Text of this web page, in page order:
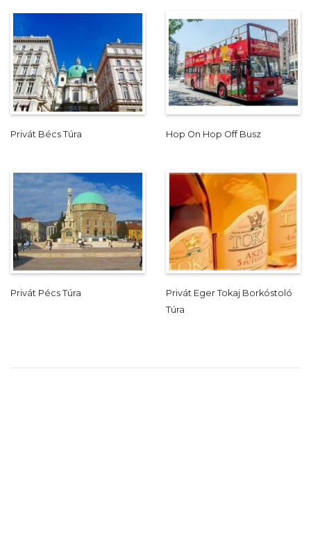
Privát Bécs Túra Hop On Hop Off Busz
Privát Pécs Túra
Privát Eger Tokaj Borkóstoló
Túra